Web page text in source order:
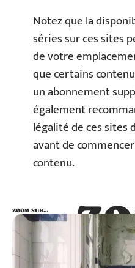
Notez que la
séries sur ces sites
de votre
que certains
un abonnement
également
légalité de ces sites
avant de
contenu.
ZOOM SUR…